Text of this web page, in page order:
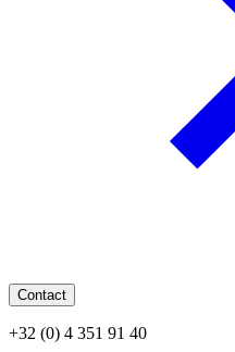
Contact
+32 (0) 4 351 91 40